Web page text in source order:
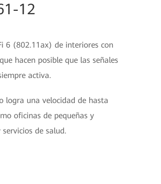
12
6 (802.11ax) de interiores con
hacen posible que las señales
activa.
logra una velocidad de hasta
oficinas de pequeñas y
de salud.